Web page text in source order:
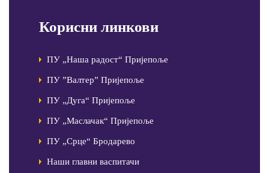
Корисни линкови
ПУ „Наша радост“ Пријепоље
ПУ ”Валтер” Пријепоље
ПУ „Дуга“ Пријепоље
ПУ „Маслачак“ Пријепоље
ПУ „Срце“ Бродарево
Наши главни васпитачи